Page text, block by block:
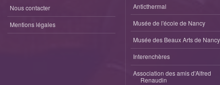
Nous contacter
Mentions légales
Anticthermal
Musée de l'école de Nancy
Musée des Beaux Arts de Nancy
Interenchères
Association des amis d'Alfred
Renaudin